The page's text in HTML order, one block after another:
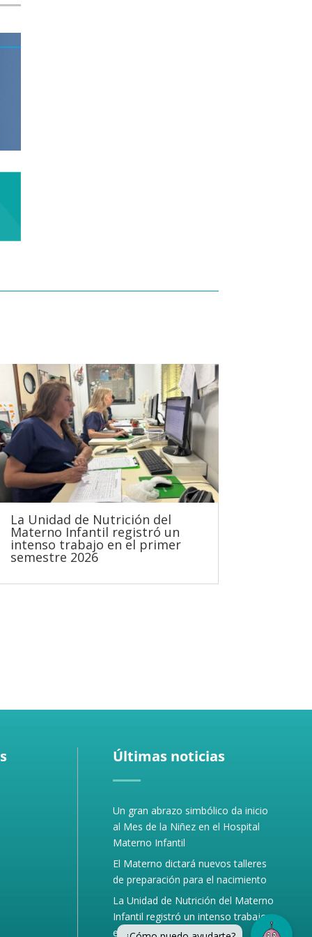
La Unidad de Nutrición del
Materno Infantil registró un
intenso trabajo en el primer
semestre 2026
Últimas noticias
Un gran abrazo simbólico da inicio
al Mes de la Niñez en el Hospital
Materno Infantil
El Materno dictará nuevos talleres
de preparación para el nacimiento
La Unidad de Nutrición del Materno
Infantil registró un intenso trabajo
en el primer semestre 2026